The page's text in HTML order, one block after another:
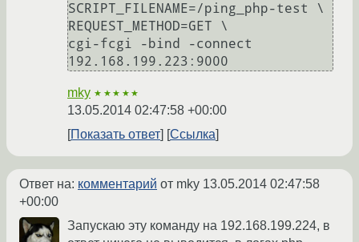
SCRIPT_FILENAME=/ping_php-test \
REQUEST_METHOD=GET \
cgi-fcgi -bind -connect
mky ★★★★★
13.05.2014 02:47:58 +00:00
Показать ответ
Ссылка
Ответ на: комментарий от mky 13.05.2014 02:47:58
+00:00
Запускаю эту команду на 192.168.199.224, в